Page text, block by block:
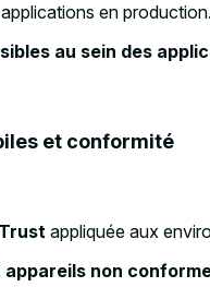
en production.
au sein des
et conformité
appliquée aux
non